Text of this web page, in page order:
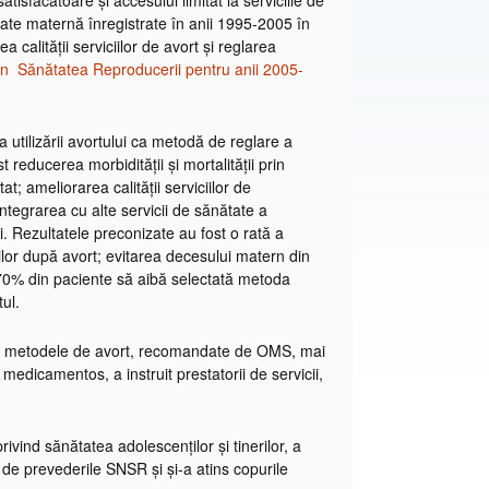
maternă înregistrate în anii 1995-2005 în
calității serviciilor de avort și reglarea
Sănătatea Reproducerii pentru anii 2005-
utilizării avortului ca metodă de reglare a
reducerea morbidităţii şi mortalităţii prin
ameliorarea calităţii serviciilor de
cu alte servicii de sănătate a
Rezultatele preconizate au fost o rată a
după avort; evitarea decesului matern din
din paciente să aibă selectată metoda
de avort, recomandate de OMS, mai
a instruit prestatorii de servicii,
sănătatea adolescenţilor şi tinerilor, a
prevederile SNSR și și-a atins copurile